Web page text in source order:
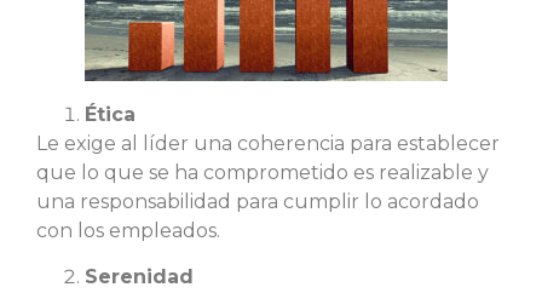
Ética
Le exige al líder una coherencia para establecer
que lo que se ha comprometido es realizable y
una responsabilidad para cumplir lo acordado
con los empleados.
Serenidad